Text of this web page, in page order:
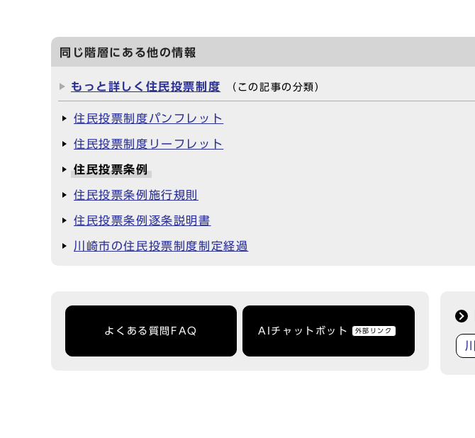
同じ階層にある他の情報
もっと詳しく住民投票制度 （この記事の分類）
住民投票制度パンフレット
住民投票制度リーフレット
住民投票条例
住民投票条例施行規則
住民投票条例逐条説明書
川崎市の住民投票制度制定経過
よくある質問FAQ AIチャットボット 外部リンク